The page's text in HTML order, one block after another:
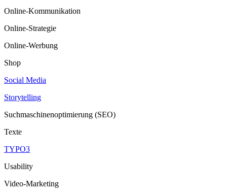
Online-Kommunikation
Online-Strategie
Online-Werbung
Shop
Social Media
Storytelling
Suchmaschinenoptimierung (SEO)
Texte
TYPO3
Usability
Video-Marketing